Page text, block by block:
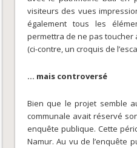
visiteurs des vues
également tous les
permettra de ne pas toucher
(ci-contre, un croquis de
… mais controversé
Bien que le projet semble
communale avait réservé
enquête publique. Cette
Namur. Au vu de l’enquête